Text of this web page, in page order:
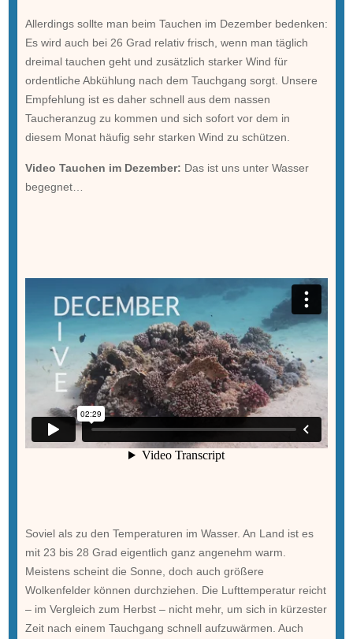
Allerdings sollte man beim Tauchen im Dezember bedenken:
Es wird auch bei 26 Grad relativ frisch, wenn man täglich
dreimal tauchen geht und zusätzlich starker Wind für
ordentliche Abkühlung nach dem Tauchgang sorgt. Unsere
Empfehlung ist es daher schnell aus dem nassen
Taucheranzug zu kommen und sich sofort vor dem in
diesem Monat häufig sehr starken Wind zu schützen.
Video Tauchen im Dezember: Das ist uns unter Wasser
begegnet…
Soviel als zu den Temperaturen im Wasser. An Land ist es
mit 23 bis 28 Grad eigentlich ganz angenehm warm.
Meistens scheint die Sonne, doch auch größere
Wolkenfelder können durchziehen. Die Lufttemperatur reicht
– im Vergleich zum Herbst – nicht mehr, um sich in kürzester
Zeit nach einem Tauchgang schnell aufzuwärmen. Auch